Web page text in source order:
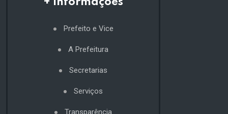
Prefeito e Vice
A Prefeitura
Secretarias
Serviços
Transparência